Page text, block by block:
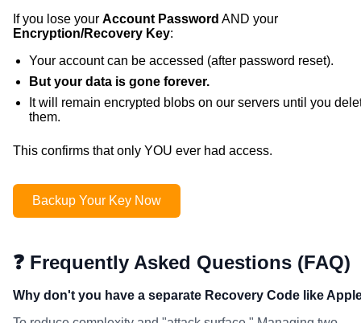
If you lose your Account Password AND your
Encryption/Recovery Key:
Your account can be accessed (after password reset).
But your data is gone forever.
It will remain encrypted blobs on our servers until you
them.
This confirms that only YOU ever had access.
Backup Your Key Now
❓ Frequently Asked Questions (FAQ)
Why don't you have a separate Recovery Code like